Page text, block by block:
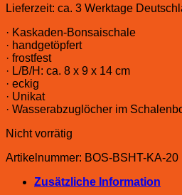
Lieferzeit: ca. 3 Werktage
· Kaskaden-Bonsaischale
· handgetöpfert
· frostfest
· L/B/H: ca. 8 x 9 x 14 cm
· eckig
· Unikat
· Wasserabzuglöcher im
Nicht vorrätig
Artikelnummer: BOS-BSHT-KA-20
Zusätzliche Information